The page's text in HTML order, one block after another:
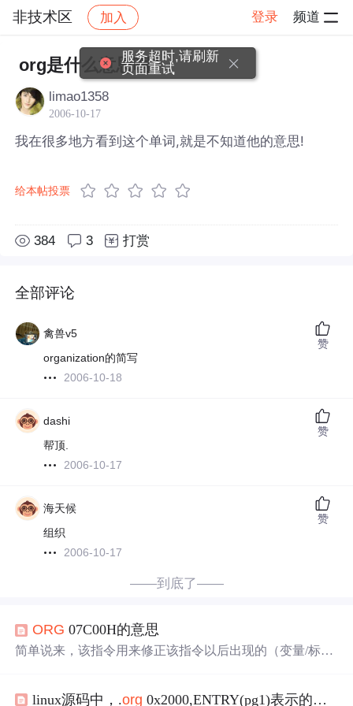
非技术区 加入 登录 频道
非技术区 帖子详情
org是什么意思啊?
limao1358
2006-10-17
我在很多地方看到这个单词,就是不知道他的意思!
给本帖投票
384 3 打赏
全部评论
禽兽v5
organization的简写
2006-10-18
赞
dashi
帮顶.
2006-10-17
赞
海天候
组织
2006-10-17
赞
——到底了——
ORG 07C00H的意思
简单说来，该指令用来修正该指令以后出现的（变量/标志
DOS中的COM文件，在被DOS装载进内存后，系统会在内
linux源码中，.org 0x2000,ENTRY(pg1)表示的是
服务超时,请刷新
页面重试